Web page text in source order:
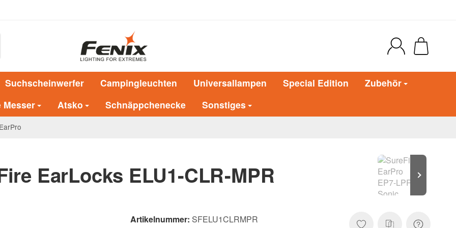
Suchscheinwerfer Campingleuchten Universallampen Special Edition
Zubehör
Messer
Atsko Schnäppchenecke Sonstiges
EarLocks ELU1-CLR-MPR
Artikelnummer: SFELU1CLRMPR